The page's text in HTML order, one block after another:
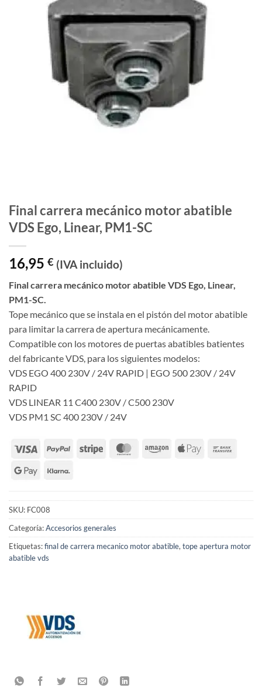
Final carrera mecánico motor abatible
VDS Ego, Linear, PM1-SC
16,95 € (IVA incluido)
Final carrera mecánico motor abatible VDS Ego, Linear,
PM1-SC.
Tope mecánico que se instala en el pistón del motor abatible
para limitar la carrera de apertura mecánicamente.
Compatible con los motores de puertas abatibles batientes
del fabricante VDS, para los siguientes modelos:
VDS EGO 400 230V / 24V RAPID | EGO 500 230V / 24V
RAPID
VDS LINEAR 11 C400 230V / C500 230V
VDS PM1 SC 400 230V / 24V
SKU: FC008
Categoría:Accesorios generales
Etiquetas:final de carrera mecanico motor abatible, tope apertura motor
abatible vds